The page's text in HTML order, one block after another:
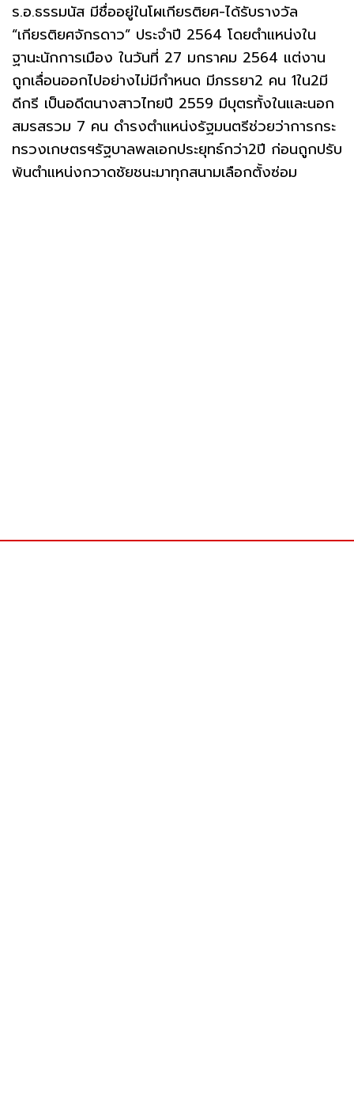
ร.อ.ธรรมนัส มีชื่ออยู่ในโผเกียรติยศ-ได้รับรางวัล
“เกียรติยศจักรดาว” ประจำปี 2564 โดยตำแหน่งใน
ฐานะนักการเมือง ในวันที่ 27 มกราคม 2564 แต่งาน
ถูกเลื่อนออกไปอย่างไม่มีกำหนด มีภรรยา2 คน 1ใน2มี
ดีกรี เป็นอดีตนางสาวไทยปี 2559 มีบุตรทั้งในและนอก
สมรสรวม 7 คน ดำรงตำแหน่งรัฐมนตรีช่วยว่าการกระ
ทรวงเกษตรฯรัฐบาลพลเอกประยุทธ์กว่า2ปี ก่อนถูกปรับ
พ้นตำแหน่งกวาดชัยชนะมาทุกสนามเลือกตั้งซ่อม